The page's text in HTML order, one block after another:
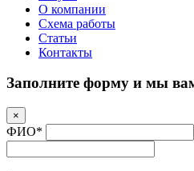
О компании
Схема работы
Статьи
Контакты
Заполните форму и мы
×
ФИО*